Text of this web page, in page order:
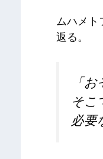
ムハメト
返る。
「
そ
必要